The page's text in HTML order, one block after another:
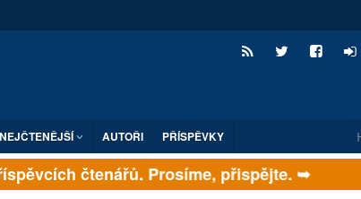
NEJČTENĚJŠÍ AUTOŘI PŘÍSPĚVKY
čtenářů. Prosíme, přispějte. ➥